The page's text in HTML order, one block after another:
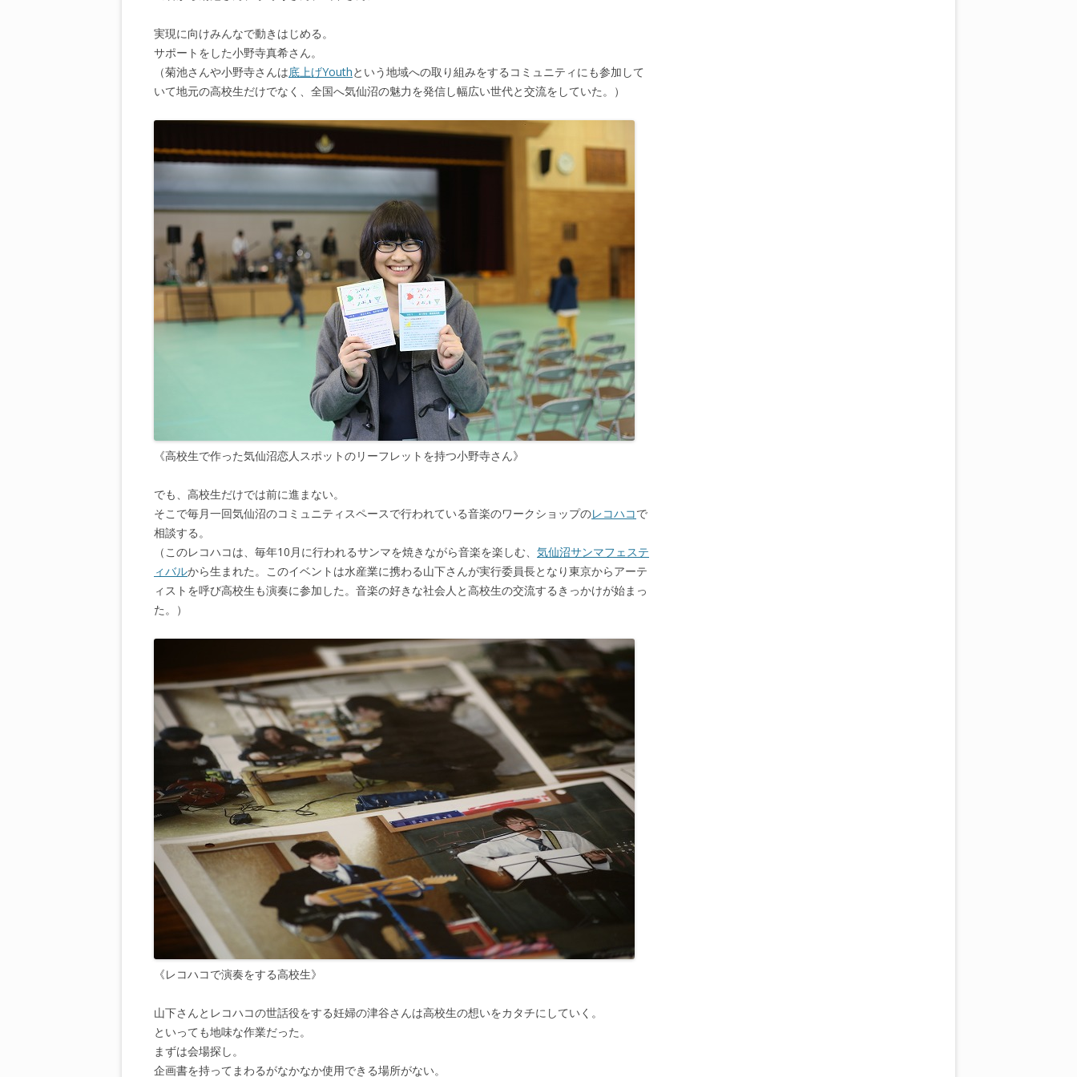
実現に向けみんなで動きはじめる。
サポートをした小野寺真希さん。
（菊池さんや小野寺さんは底上げYouthという地域への取り組みをするコミュニティにも参加して
いて地元の高校生だけでなく、全国へ気仙沼の魅力を発信し幅広い世代と交流をしていた。）
《高校生で作った気仙沼恋人スポットのリーフレットを持つ小野寺さん》
でも、高校生だけでは前に進まない。
そこで毎月一回気仙沼のコミュニティスペースで行われている音楽のワークショップのレコハコで
相談する。
（このレコハコは、毎年10月に行われるサンマを焼きながら音楽を楽しむ、 気仙沼サンマフェステ
ィバルから生まれた。このイベントは水産業に携わる山下さんが実行委員長となり東京からアーテ
ィストを呼び高校生も演奏に参加した。音楽の好きな社会人と高校生の交流するきっかけが始まっ
た。）
《レコハコで演奏をする高校生》
山下さんとレコハコの世話役をする妊婦の津谷さんは高校生の想いをカタチにしていく。
といっても地味な作業だった。
まずは会場探し。
企画書を持ってまわるがなかなか使用できる場所がない。